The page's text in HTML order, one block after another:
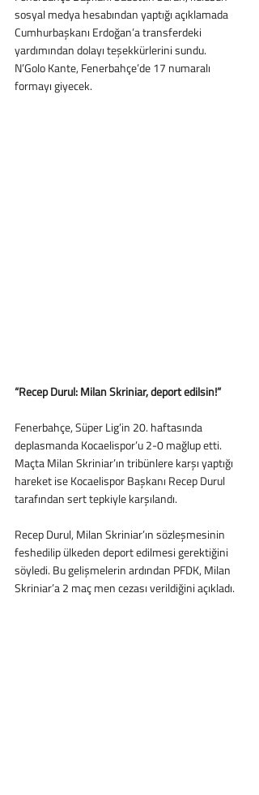
sosyal medya hesabından yaptığı açıklamada
Cumhurbaşkanı Erdoğan’a transferdeki
yardımından dolayı teşekkürlerini sundu.
N’Golo Kante, Fenerbahçe’de 17 numaralı
formayı giyecek.
“Recep Durul: Milan Skriniar, deport edilsin!”
Fenerbahçe, Süper Lig’in 20. haftasında
deplasmanda Kocaelispor’u 2-0 mağlup etti.
Maçta Milan Skriniar’ın tribünlere karşı yaptığı
hareket ise Kocaelispor Başkanı Recep Durul
tarafından sert tepkiyle karşılandı.
Recep Durul, Milan Skriniar’ın sözleşmesinin
feshedilip ülkeden deport edilmesi gerektiğini
söyledi. Bu gelişmelerin ardından PFDK, Milan
Skriniar’a 2 maç men cezası verildiğini açıkladı.